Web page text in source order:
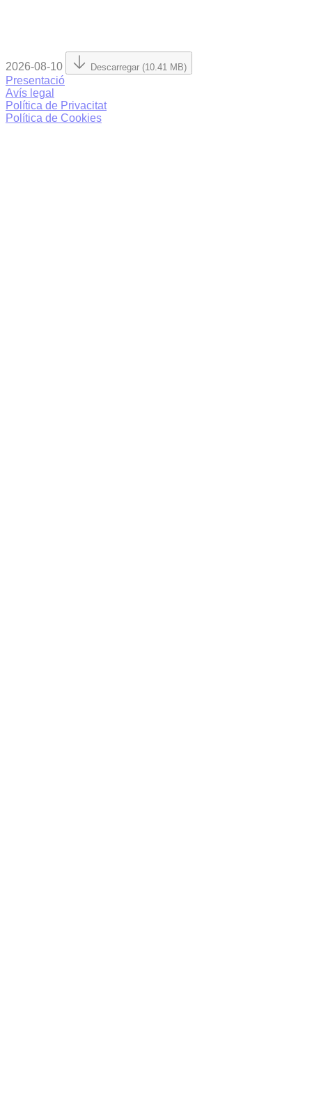
2026-08-10 Descarregar (10.41 MB)
Presentació
Avís legal
Política de Privacitat
Política de Cookies